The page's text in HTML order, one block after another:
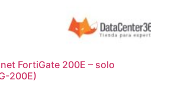
FortiGate 200E – solo
200E)